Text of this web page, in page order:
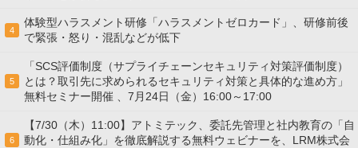
4
体験型ハラスメント研修「ハラスメントゼロカード」、研修前後
で緊張・怒り・混乱などが低下
5
「SCS評価制度（サプライチェーンセキュリティ対策評価制度）
とは？取引先に求められるセキュリティ対策と具体的な進め方」
無料セミナー開催 、7月24日（金）16:00～17:00
6
【7/30（木）11:00】アトミテック、委託先管理と社内教育の「自
動化・仕組み化」を徹底解説する無料ウェビナーを、LRM株式会